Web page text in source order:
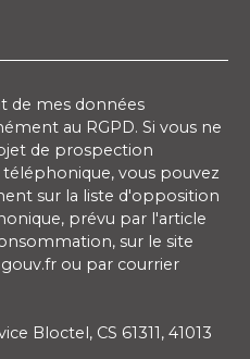
de mes données
au RGPD. Si vous ne
de prospection
vous pouvez
sur la liste d'opposition
prévu par l'article
sur le site
ou par courrier
Bloctel, CS 61311, 41013